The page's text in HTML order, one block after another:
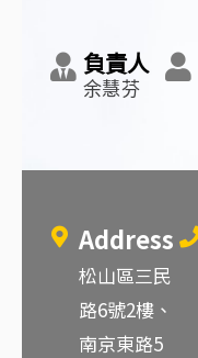
負責人
余慧芬
Address
松山區三民
路6號2樓、
南京東路5